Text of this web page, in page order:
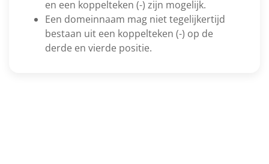
en een koppelteken (-) zijn mogelijk.
Een domeinnaam mag niet tegelijkertijd
bestaan uit een koppelteken (-) op de
derde en vierde positie.